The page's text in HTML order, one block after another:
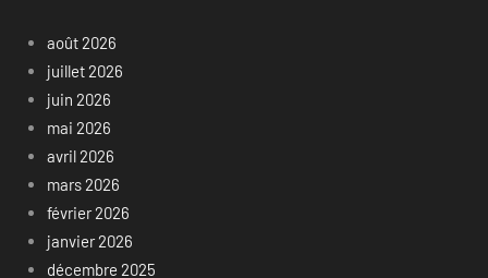
août 2026
juillet 2026
juin 2026
mai 2026
avril 2026
mars 2026
février 2026
janvier 2026
décembre 2025